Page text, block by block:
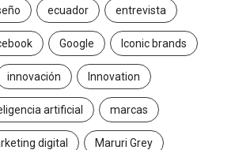
ecuador entrevista
Google Iconic brands
innovación Innovation
artificial marcas
digital Maruri Grey